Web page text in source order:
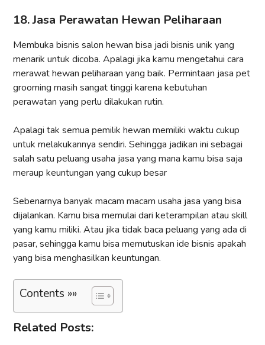
18. Jasa Perawatan Hewan Peliharaan
Membuka bisnis salon hewan bisa jadi bisnis unik yang
menarik untuk dicoba. Apalagi jika kamu mengetahui cara
merawat hewan peliharaan yang baik. Permintaan jasa pet
grooming masih sangat tinggi karena kebutuhan
perawatan yang perlu dilakukan rutin.
Apalagi tak semua pemilik hewan memiliki waktu cukup
untuk melakukannya sendiri. Sehingga jadikan ini sebagai
salah satu peluang usaha jasa yang mana kamu bisa saja
meraup keuntungan yang cukup besar
Sebenarnya banyak macam macam usaha jasa yang bisa
dijalankan. Kamu bisa memulai dari keterampilan atau skill
yang kamu miliki. Atau jika tidak baca peluang yang ada di
pasar, sehingga kamu bisa memutuskan ide bisnis apakah
yang bisa menghasilkan keuntungan.
Contents »»
Related Posts: